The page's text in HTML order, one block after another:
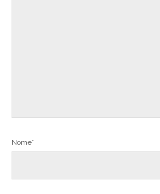
Nome*